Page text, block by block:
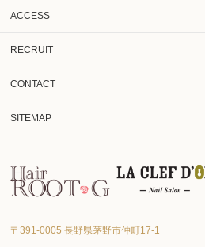
ACCESS
RECRUIT
CONTACT
SITEMAP
〒391-0005 長野県茅野市仲町17‐1